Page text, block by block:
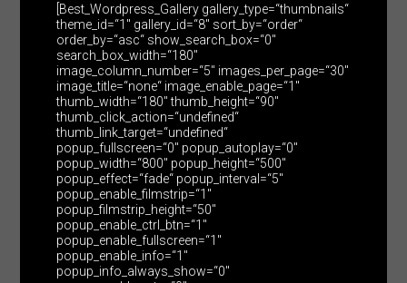
[Best_Wordpress_Gallery gallery_type=“thumbnails“
theme_id=“1″ gallery_id=“8″ sort_by=“order“
order_by=“asc“ show_search_box=“0″
search_box_width=“180″
image_column_number=“5″ images_per_page=“30″
image_title=“none“ image_enable_page=“1″
thumb_width=“180″ thumb_height=“90″
thumb_click_action=“undefined“
thumb_link_target=“undefined“
popup_fullscreen=“0″ popup_autoplay=“0″
popup_width=“800″ popup_height=“500″
popup_effect=“fade“ popup_interval=“5″
popup_enable_filmstrip=“1″
popup_filmstrip_height=“50″
popup_enable_ctrl_btn=“1″
popup_enable_fullscreen=“1″
popup_enable_info=“1″
popup_info_always_show=“0″